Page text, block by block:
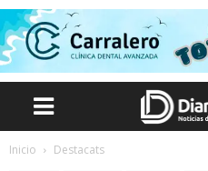
Inicio Destacats